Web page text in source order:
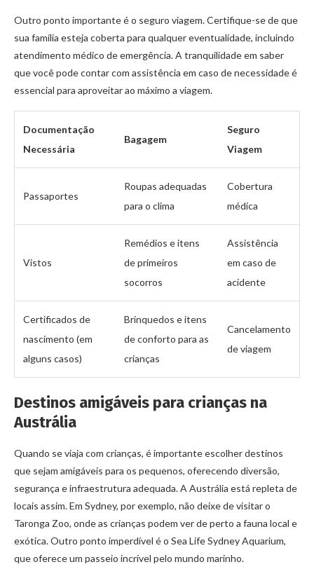
Outro ponto importante é o seguro viagem. Certifique-se de que
sua família esteja coberta para qualquer eventualidade, incluindo
atendimento médico de emergência. A tranquilidade em saber
que você pode contar com assistência em caso de necessidade é
essencial para aproveitar ao máximo a viagem.
Documentação
Necessária
Bagagem
Seguro
Viagem
Passaportes
Roupas adequadas
para o clima
Cobertura
médica
Vistos
Remédios e itens
de primeiros
socorros
Assistência
em caso de
acidente
Certificados de
nascimento (em
alguns casos)
Brinquedos e itens
de conforto para as
crianças
Cancelamento
de viagem
Destinos amigáveis para crianças na
Austrália
Quando se viaja com crianças, é importante escolher destinos
que sejam amigáveis para os pequenos, oferecendo diversão,
segurança e infraestrutura adequada. A Austrália está repleta de
locais assim. Em Sydney, por exemplo, não deixe de visitar o
Taronga Zoo, onde as crianças podem ver de perto a fauna local e
exótica. Outro ponto imperdível é o Sea Life Sydney Aquarium,
que oferece um passeio incrível pelo mundo marinho.